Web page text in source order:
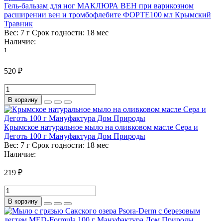
Гель-бальзам для ног МАКЛЮРА ВЕН при варикозном
расширении вен и тромбофлебите ФОРТЕ100 мл Крымский
Травник
Вес: 7 г Срок годности: 18 мес
Наличие:
1
520 ₽
В корзину
Крымское натуральное мыло на оливковом масле Сера и
Деготь 100 г Мануфактура Дом Природы
Вес: 7 г Срок годности: 18 мес
Наличие:
219 ₽
В корзину